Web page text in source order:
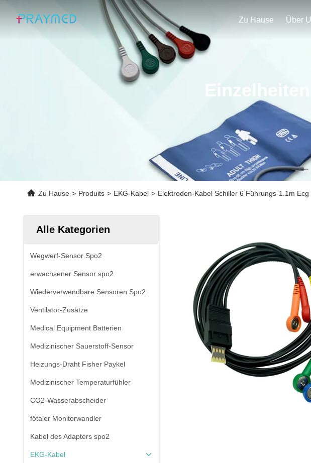
Zu Hause Über
Zu Hause > Produits > EKG-Kabel > Elektroden-Kabel Schiller 6 Führungs-1.1m Ecg
Alle Kategorien
Wegwerf-Sensor Spo2
erwachsener Sensor spo2
Wiederverwendbare Sensoren Spo2
Ventilator-Zusätze
Medical Equipment Batterien
Medizinischer Sauerstoff-Sensor
Heizungs-Draht Fisher Paykel
Medizinischer Temperaturfühler
CO2-Wasserabscheider
fötaler Monitorwandler
Kabel des Adapters spo2
EKG-Kabel